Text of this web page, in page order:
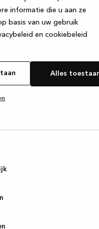
informatie die u aan ze
basis van uw gebruik
en cookiebeleid
Alles
www.kvik.be (see the